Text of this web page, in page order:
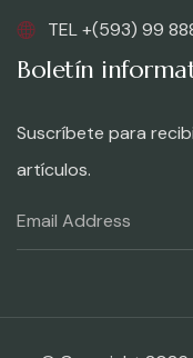
TEL +(593) 99
Boletín
Suscríbete para
artículos.